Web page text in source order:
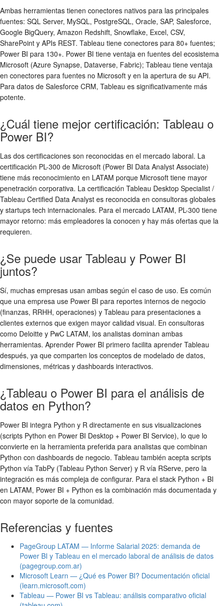
Ambas herramientas tienen conectores nativos para las principales
fuentes: SQL Server, MySQL, PostgreSQL, Oracle, SAP, Salesforce,
Google BigQuery, Amazon Redshift, Snowflake, Excel, CSV,
SharePoint y APIs REST. Tableau tiene conectores para 80+ fuentes;
Power BI para 130+. Power BI tiene ventaja en fuentes del ecosistema
Microsoft (Azure Synapse, Dataverse, Fabric); Tableau tiene ventaja
en conectores para fuentes no Microsoft y en la apertura de su API.
Para datos de Salesforce CRM, Tableau es significativamente más
potente.
¿Cuál tiene mejor certificación: Tableau o
Power BI?
Las dos certificaciones son reconocidas en el mercado laboral. La
certificación PL-300 de Microsoft (Power BI Data Analyst Associate)
tiene más reconocimiento en LATAM porque Microsoft tiene mayor
penetración corporativa. La certificación Tableau Desktop Specialist /
Tableau Certified Data Analyst es reconocida en consultoras globales
y startups tech internacionales. Para el mercado LATAM, PL-300 tiene
mayor retorno: más empleadores la conocen y hay más ofertas que la
requieren.
¿Se puede usar Tableau y Power BI
juntos?
Sí, muchas empresas usan ambas según el caso de uso. Es común
que una empresa use Power BI para reportes internos de negocio
(finanzas, RRHH, operaciones) y Tableau para presentaciones a
clientes externos que exigen mayor calidad visual. En consultoras
como Deloitte y PwC LATAM, los analistas dominan ambas
herramientas. Aprender Power BI primero facilita aprender Tableau
después, ya que comparten los conceptos de modelado de datos,
dimensiones, métricas y dashboards interactivos.
¿Tableau o Power BI para el análisis de
datos en Python?
Power BI integra Python y R directamente en sus visualizaciones
(scripts Python en Power BI Desktop + Power BI Service), lo que lo
convierte en la herramienta preferida para analistas que combinan
Python con dashboards de negocio. Tableau también acepta scripts
Python vía TabPy (Tableau Python Server) y R vía RServe, pero la
integración es más compleja de configurar. Para el stack Python + BI
en LATAM, Power BI + Python es la combinación más documentada y
con mayor soporte de la comunidad.
Referencias y fuentes
PageGroup LATAM — Informe Salarial 2025: demanda de
Power BI y Tableau en el mercado laboral de análisis de datos
(pagegroup.com.ar)
Microsoft Learn — ¿Qué es Power BI? Documentación oficial
(learn.microsoft.com)
Tableau — Power BI vs Tableau: análisis comparativo oficial